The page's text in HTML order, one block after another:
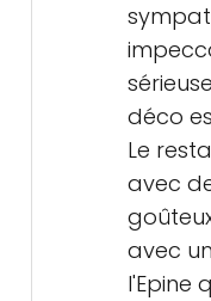
déco
Le
avec
avec
l'Epine